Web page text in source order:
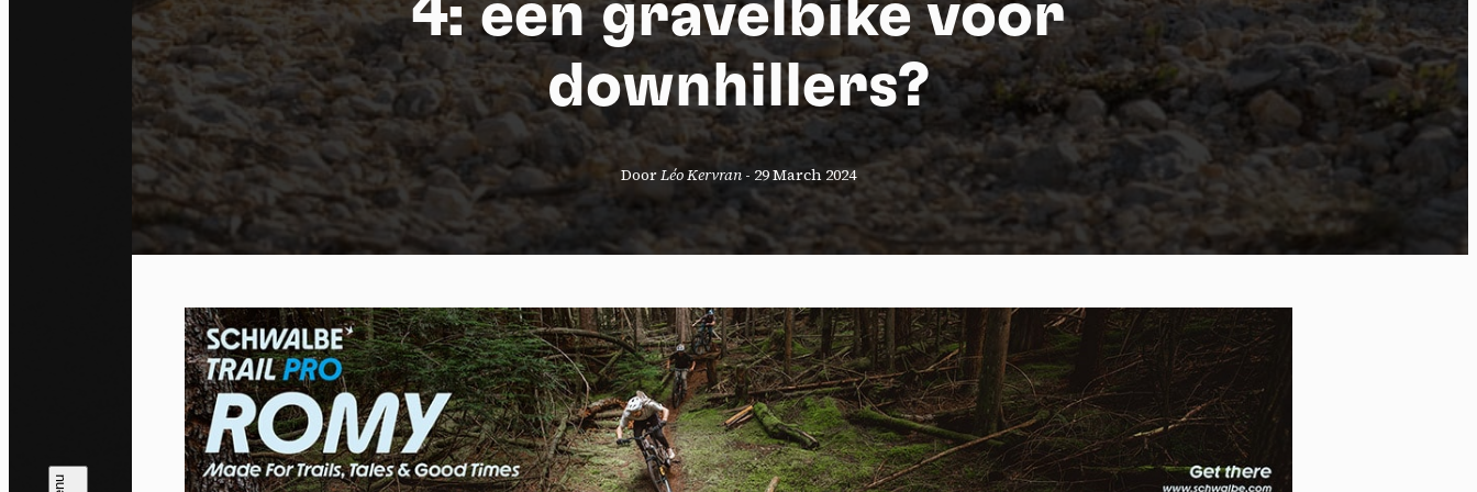
4: een gravelbike voor
downhillers?
DoorLéo Kervran- 29 March 2024
Cookies management panel
Privacy policy
Allow all cookies Deny all cookies